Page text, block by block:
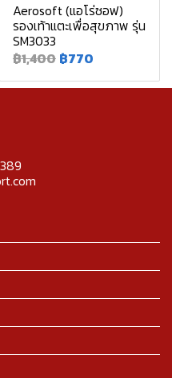
Aerosoft (แอโร่ซอฟ)
รองเท้าแตะเพื่อสุขภาพ รุ่น
SM3033
฿1,400 ฿770